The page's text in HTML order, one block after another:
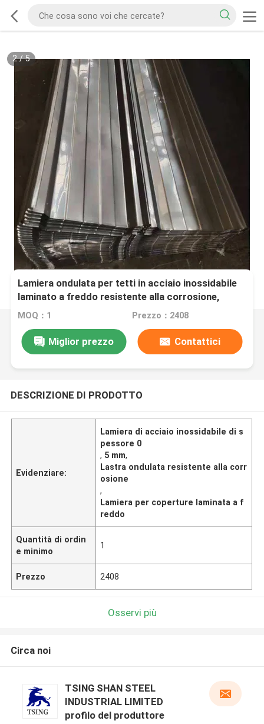
2/5
Lamiera ondulata per tetti in acciaio inossidabile
laminato a freddo resistente alla corrosione,
spessore 0,5 mm
MOQ：1 Prezzo：2408
Miglior prezzo Contattici
DESCRIZIONE DI PRODOTTO
Evidenziare:
Lamiera di acciaio inossidabile di s
pessore 0
, 5 mm,
Lastra ondulata resistente alla corr
osione
,
Lamiera per coperture laminata a f
reddo
Quantità di ordin
e minimo
1
Prezzo 2408
Osservi più
Circa noi
TSING SHAN STEEL
INDUSTRIAL LIMITED
profilo del produttore